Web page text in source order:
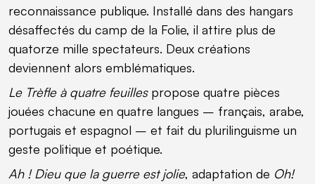
reconnaissance publique. Installé dans des hangars
désaffectés du camp de la Folie, il attire plus de
quatorze mille spectateurs. Deux créations
deviennent alors emblématiques.
Le Trèfle à quatre feuillespropose quatre pièces
jouées chacune en quatre langues – français, arabe,
portugais et espagnol – et fait du plurilinguisme un
geste politique et poétique.
Ah ! Dieu que la guerre est jolie, adaptation de Oh!